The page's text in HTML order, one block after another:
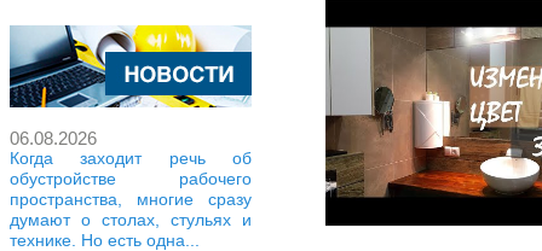
06.08.2026
Когда заходит речь об
обустройстве рабочего
пространства, многие сразу
думают о столах, стульях и
технике. Но есть одна...